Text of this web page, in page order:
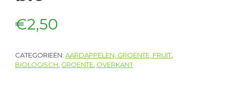
€2,50
CATEGORIEËN: AARDAPPELEN, GROENTE, FRUIT,
BIOLOGISCH GROENTE OVERKANT